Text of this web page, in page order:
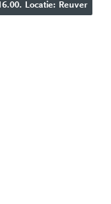
Locatie: Reuver
gaat naar een andere